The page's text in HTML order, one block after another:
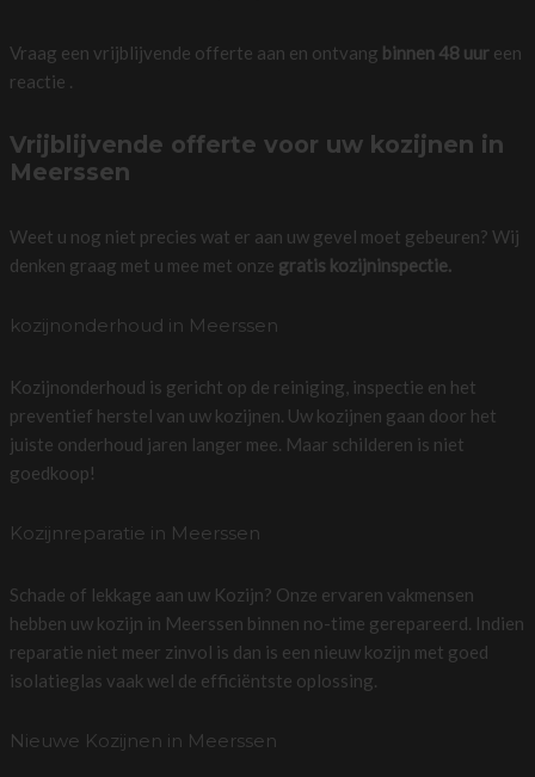
Vraag een vrijblijvende offerte aan en ontvang binnen 48 uureen
reactie .
Vrijblijvende offerte voor uw kozijnen in
Meerssen
Weet u nog niet precies wat er aan uw gevel moet gebeuren? Wij
denken graag met u mee met onze gratis kozijninspectie.
kozijnonderhoud in Meerssen
Kozijnonderhoud is gericht op de reiniging, inspectie en het
preventief herstel van uw kozijnen. Uw kozijnen gaan door het
juiste onderhoud jaren langer mee. Maar schilderen is niet
goedkoop!
Kozijnreparatie in Meerssen
Schade of lekkage aan uw Kozijn? Onze ervaren vakmensen
hebben uw kozijn in Meerssen binnen no-time gerepareerd. Indien
reparatie niet meer zinvol is dan is een nieuw kozijn met goed
isolatieglas vaak wel de efficiëntste oplossing.
Nieuwe Kozijnen in Meerssen